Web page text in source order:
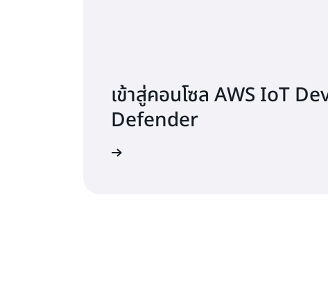
เข้าสู่คอนโซล AWS IoT
Defender